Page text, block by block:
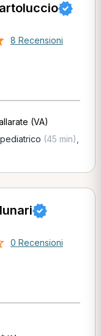
8 Recensioni
(VA)
(45 min)
0 Recensioni